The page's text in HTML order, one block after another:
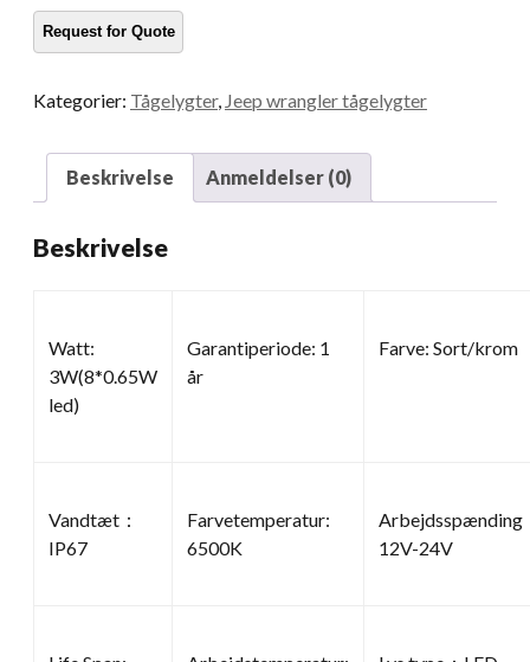
Kategorier: Tågelygter, Jeep wrangler tågelygter
Beskrivelse Anmeldelser (0)
Beskrivelse
Watt:
3W(8*0.65W
led)
Garantiperiode: 1
år
Farve: Sort/krom
Vandtæt：
IP67
Farvetemperatur:
6500K
Arbejdsspænding
12V-24V